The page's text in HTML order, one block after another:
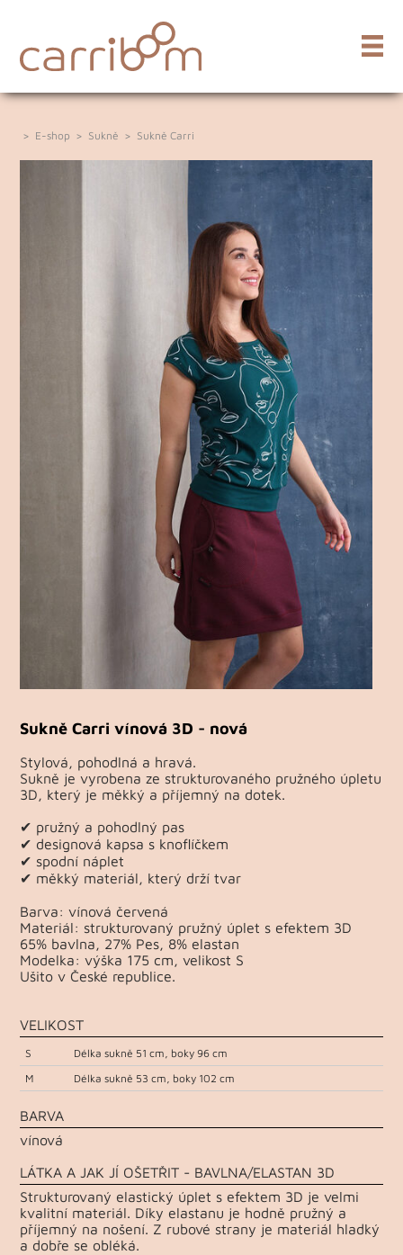
> E-shop > Sukně > Sukně Carri
Sukně Carri vínová 3D - nová
Stylová, pohodlná a hravá.
Sukně je vyrobena ze strukturovaného pružného úpletu
3D, který je měkký a příjemný na dotek.
✔ pružný a pohodlný pas
✔ designová kapsa s knoflíčkem
✔ spodní náplet
✔ měkký materiál, který drží tvar
Barva: vínová červená
Materiál: strukturovaný pružný úplet s efektem 3D
65% bavlna, 27% Pes, 8% elastan
Modelka: výška 175 cm, velikost S
Ušito v České republice.
VELIKOST
S
Délka sukně 51 cm, boky 96 cm
M
Délka sukně 53 cm, boky 102 cm
BARVA
vínová
LÁTKA A JAK JÍ OŠETŘIT - BAVLNA/ELASTAN 3D
Strukturovaný elastický úplet s efektem 3D je velmi
kvalitní materiál. Díky elastanu je hodně pružný a
příjemný na nošení. Z rubové strany je materiál hladký
a dobře se obléká.